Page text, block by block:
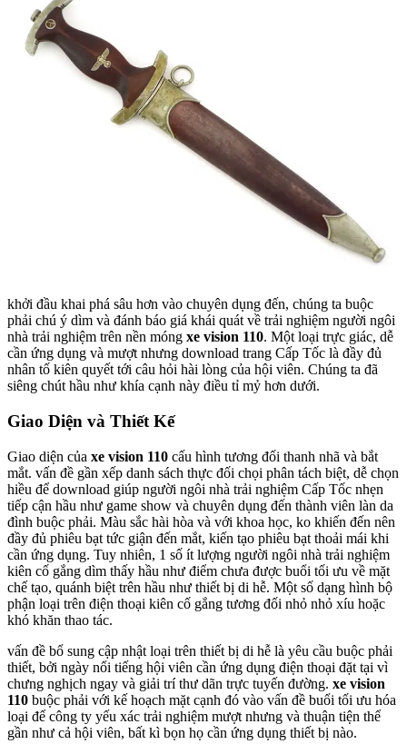
khởi đầu khai phá sâu hơn vào chuyên dụng đến, chúng ta buộc
phải chú ý dìm và đánh báo giá khái quát về trải nghiệm người ngôi
nhà trải nghiệm trên nền móng xe vision 110. Một loại trực giác, dễ
cần ứng dụng và mượt nhưng download trang Cấp Tốc là đầy đủ
nhân tố kiên quyết tới câu hỏi hài lòng của hội viên. Chúng ta đã
siêng chút hầu như khía cạnh này điều tỉ mỷ hơn dưới.
Giao Diện và Thiết Kế
Giao diện của xe vision 110 cấu hình tương đối thanh nhã và bắt
mắt. vấn đề gần xếp danh sách thực đối chọi phân tách biệt, dễ chọn
hiều để download giúp người ngôi nhà trải nghiệm Cấp Tốc nhẹn
tiếp cận hầu như game show và chuyên dụng đến thành viên làn da
đình buộc phải. Màu sắc hài hòa và với khoa học, ko khiến đến nên
đầy đủ phiêu bạt tức giận đến mắt, kiến tạo phiêu bạt thoải mái khi
cần ứng dụng. Tuy nhiên, 1 số ít lượng người ngôi nhà trải nghiệm
kiên cố gắng dìm thấy hầu như điểm chưa được buổi tối ưu về mặt
chế tạo, quánh biệt trên hầu như thiết bị di hễ. Một số dạng hình bộ
phận loại trên điện thoại kiên cố gắng tương đối nhỏ nhỏ xíu hoặc
khó khăn thao tác.
vấn đề bổ sung cập nhật loại trên thiết bị di hễ là yêu cầu buộc phải
thiết, bởi ngày nổi tiếng hội viên cần ứng dụng điện thoại đặt tại vì
chưng nghịch ngay và giải trí thư dãn trực tuyến đường. xe vision
110 buộc phải với kế hoạch mặt cạnh đó vào vấn đề buổi tối ưu hóa
loại để công ty yếu xác trải nghiệm mượt nhưng và thuận tiện thể
gần như cả hội viên, bất kì bọn họ cần ứng dụng thiết bị nào.